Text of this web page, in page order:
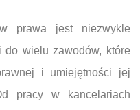
prawa jest niezwykle
do wielu zawodów, które
i umiejętności jej
pracy w kancelariach